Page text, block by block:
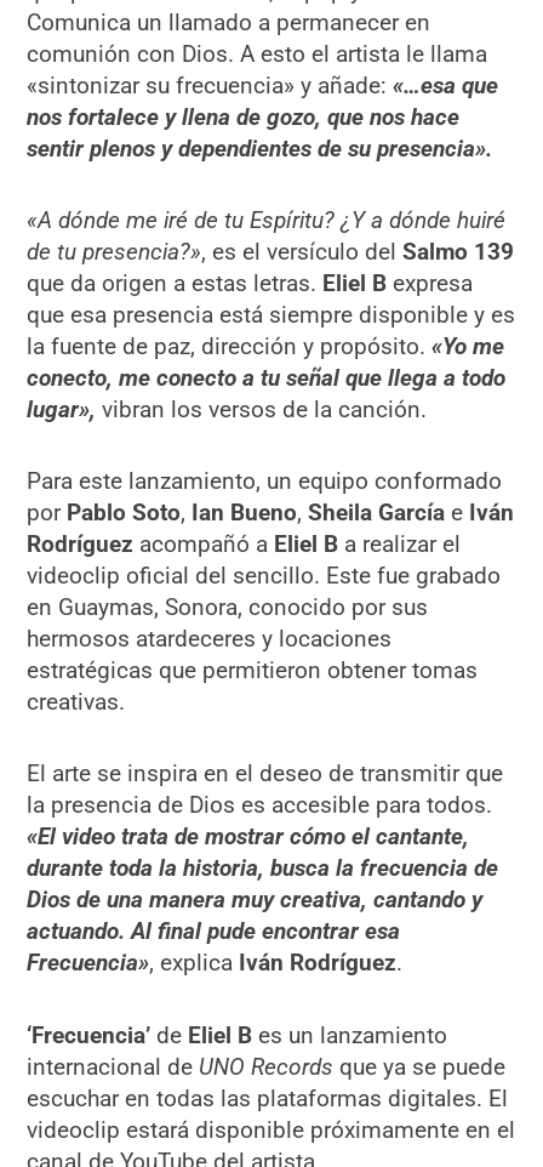
Comunica un llamado a permanecer en
comunión con Dios. A esto el artista le llama
«sintonizar su frecuencia» y añade:«…esa que
nos fortalece y llena de gozo, que nos hace
sentir plenos y dependientes de su presencia».
«A dónde me iré de tu Espíritu? ¿Y a dónde huiré
de tu presencia?», es el versículo delSalmo 139
que da origen a estas letras. Eliel B expresa
que esa presencia está siempre disponible y es
la fuente de paz, dirección y propósito.«Yo me
conecto, me conecto a tu señal que llega a todo
lugar», vibran los versos de la canción.
Para este lanzamiento, un equipo conformado
por Pablo Soto, Ian Bueno,Sheila García e Iván
Rodríguez acompañó a Eliel B a realizar el
videoclip oficial del sencillo. Este fue grabado
en Guaymas, Sonora, conocido por sus
hermosos atardeceres y locaciones
estratégicas que permitieron obtener tomas
creativas.
El arte se inspira en el deseo de transmitir que
la presencia de Dios es accesible para todos.
«El video trata de mostrar cómo el cantante,
durante toda la historia, busca la frecuencia de
Dios de una manera muy creativa, cantando y
actuando. Al final pude encontrar esa
Frecuencia», explica Iván Rodríguez.
‘Frecuencia’ de Eliel B es un lanzamiento
internacional de UNO Records que ya se puede
escuchar en todas las plataformas digitales. El
videoclip estará disponible próximamente en el
canal de YouTube del artista.